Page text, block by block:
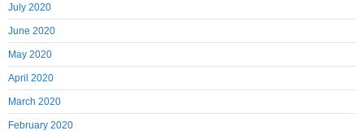
July 2020
June 2020
May 2020
April 2020
March 2020
February 2020